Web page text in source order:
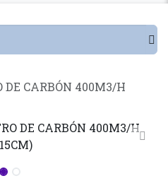
DE CARBÓN 400M3/H